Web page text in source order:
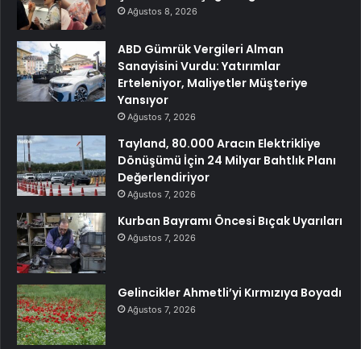
Ağustos 8, 2026
ABD Gümrük Vergileri Alman
Sanayisini Vurdu: Yatırımlar
Erteleniyor, Maliyetler Müşteriye
Yansıyor
Ağustos 7, 2026
Tayland, 80.000 Aracın Elektrikliye
Dönüşümü İçin 24 Milyar Bahtlık Planı
Değerlendiriyor
Ağustos 7, 2026
Kurban Bayramı Öncesi Bıçak Uyarıları
Ağustos 7, 2026
Gelincikler Ahmetli’yi Kırmızıya Boyadı
Ağustos 7, 2026